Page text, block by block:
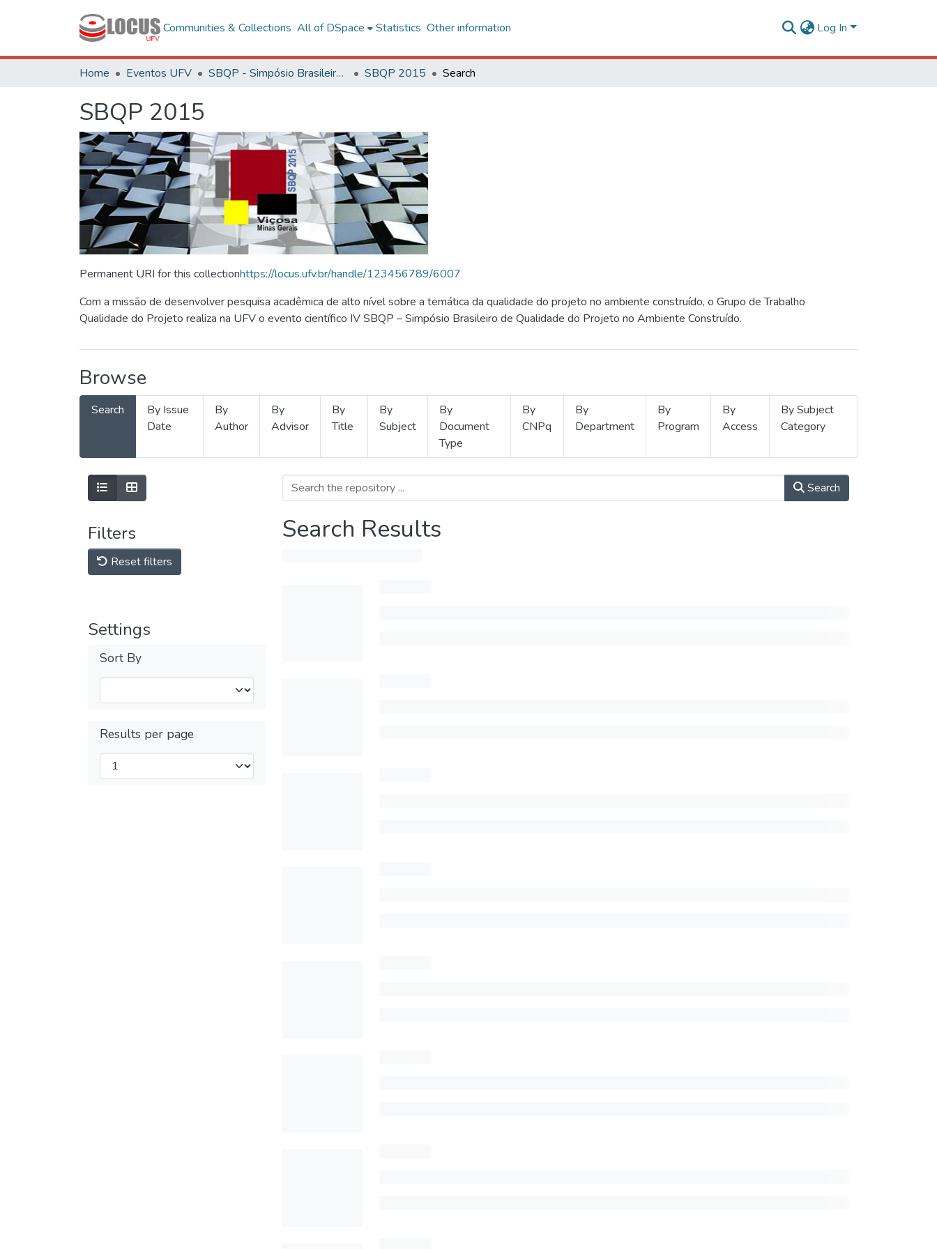
Communities & Collections All of DSpace Statistics Other information Log In
Home Eventos UFV SBQP - Simpósio Brasileiro de Qualidade do Projeto no Ambiente Construído SBQP 2015 Search
SBQP 2015
Permanent URI for this collectionhttps://locus.ufv.br/handle/123456789/6007
Com a missão de desenvolver pesquisa acadêmica de alto nível sobre a temática da qualidade do projeto no ambiente construído, o Grupo de Trabalho
Qualidade do Projeto realiza na UFV o evento científico IV SBQP – Simpósio Brasileiro de Qualidade do Projeto no Ambiente Construído.
Browse
Search
By Issue
Date
By
Author
By
Advisor
By
Title
By
Subject
By
Document
Type
By
CNPq
By
Department
By
Program
By
Access
By Subject
Category
Filters
Reset filters
Settings
Sort By
Results per page
Search
Search Results